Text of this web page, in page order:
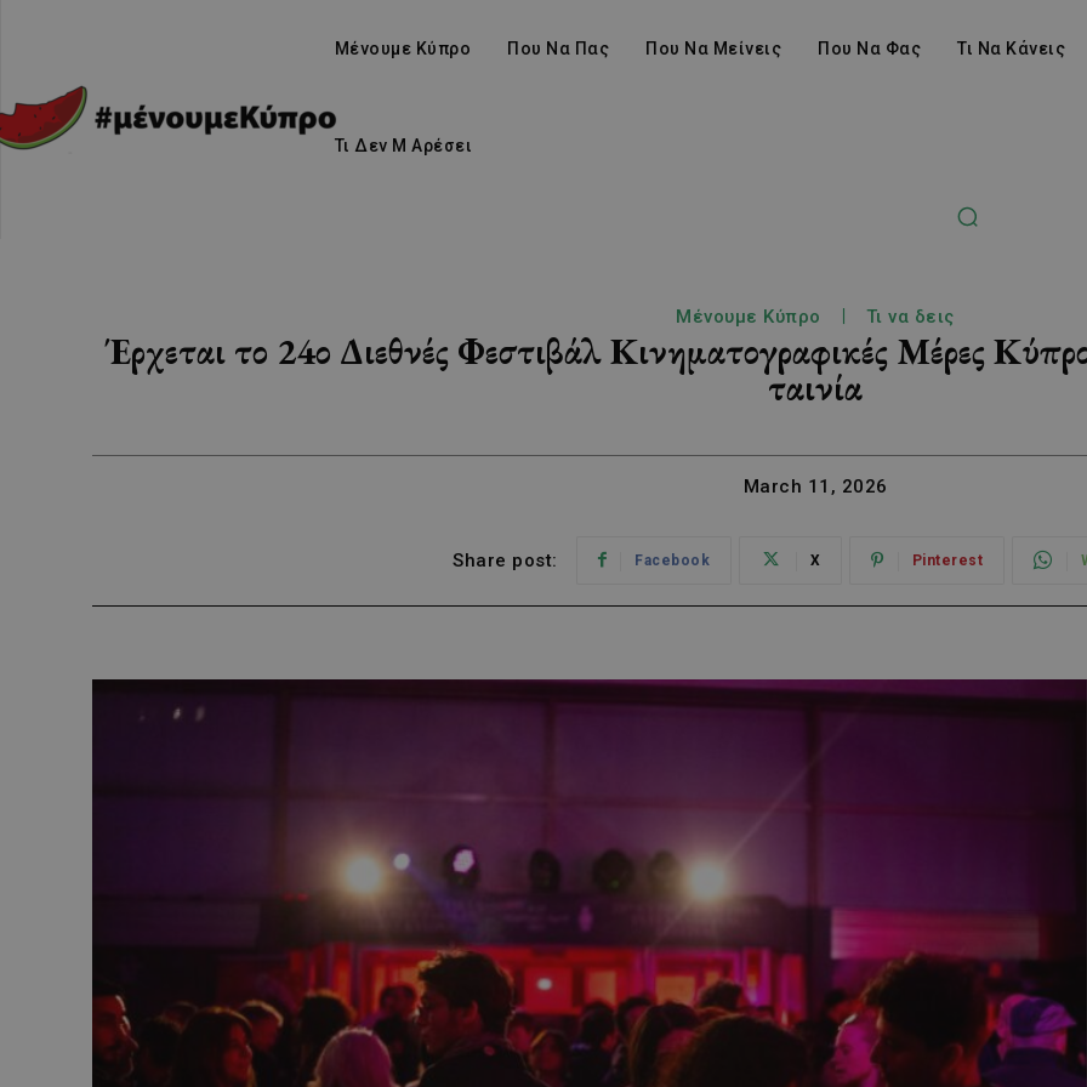
Μένουμε Κύπρο Που Να Πας Που Να Μείνεις Που Να Φας Τι Να Κάνεις
Τι Δεν Μ Αρέσει
Μένουμε Κύπρο Τι να δεις
Έρχεται το 24ο Διεθνές Φεστιβάλ Κινηματογραφικές Μέρες
ταινία
March 11, 2026
Share post: Facebook X Pinterest